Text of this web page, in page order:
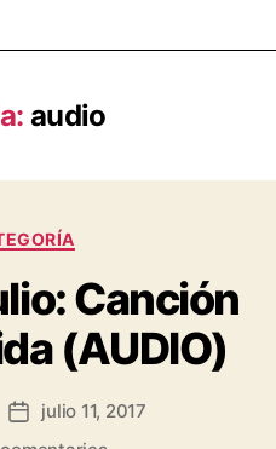
audio
Canción
(AUDIO)
julio 11, 2017